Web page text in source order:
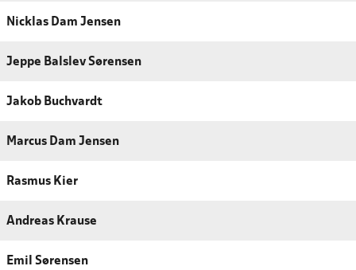
Nicklas Dam Jensen
Jeppe Balslev Sørensen
Jakob Buchvardt
Marcus Dam Jensen
Rasmus Kier
Andreas Krause
Emil Sørensen